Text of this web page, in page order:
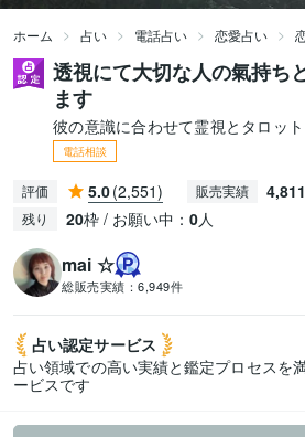
ホーム 占い 電話占い 恋愛占い
透視にて大切な人の氣持ち
ます
彼の意識に合わせて霊視とタロッ
電話相談
評価 5.0(2,551) 販売実績 4,811
残り 20枠 / お願い中： 0人
mai ☆
総販売実績： 6,949件
占い認定サービス
占い領域での高い実績と鑑定プロセスを
ービスです